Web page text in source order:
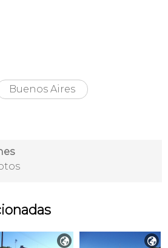
Buenos Aires
 